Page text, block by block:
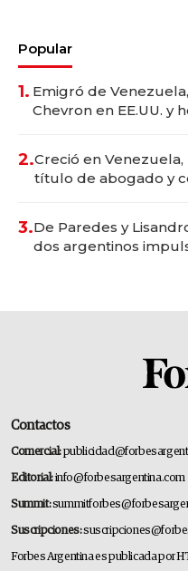
Popular
1. Emigró de
Chevron en EE.UU. y
2.Creció en
título de abogado y
3.De Paredes y
dos argentinos
Contactos
Comercial:
Editorial:info@forbesargentina.com
Summit:
Suscripciones:
Forbes Argentina es publicada por